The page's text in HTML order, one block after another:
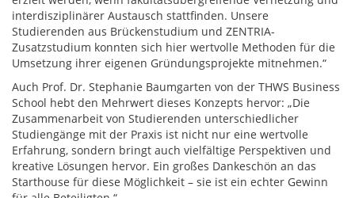
interdisziplinärer Austausch stattfinden. Unsere
Studierenden aus Brückenstudium und ZENTRIA-
Zusatzstudium konnten sich hier wertvolle Methoden für die
Umsetzung ihrer eigenen Gründungsprojekte mitnehmen.“
Auch Prof. Dr. Stephanie Baumgarten von der THWS Business
School hebt den Mehrwert dieses Konzepts hervor: „Die
Zusammenarbeit von Studierenden unterschiedlicher
Studiengänge mit der Praxis ist nicht nur eine wertvolle
Erfahrung, sondern bringt auch vielfältige Perspektiven und
kreative Lösungen hervor. Ein großes Dankeschön an das
Starthouse für diese Möglichkeit – sie ist ein echter Gewinn